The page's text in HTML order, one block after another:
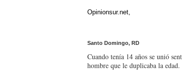
Opinionsur.net,
Santo Domingo, RD
Cuando tenía 14 años se unió
hombre que le duplicaba la edad.